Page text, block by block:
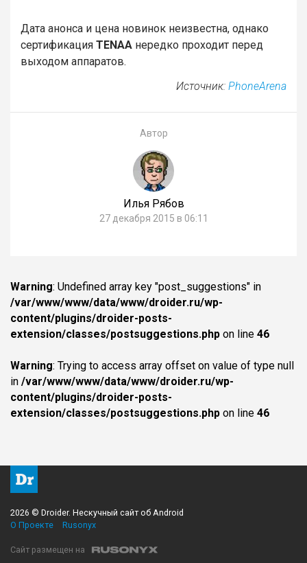
Дата анонса и цена новинок неизвестна, однако
сертификация TENAA нередко проходит перед
выходом аппаратов.
Источник: PhoneArena
Автор
Илья Рябов
27 декабря 2015 в 06:11
Warning: Undefined array key "post_suggestions" in
/var/www/www/data/www/droider.ru/wp-
content/plugins/droider-posts-
extension/classes/postsuggestions.php on line 46
Warning: Trying to access array offset on value of type null
in /var/www/www/data/www/droider.ru/wp-
content/plugins/droider-posts-
extension/classes/postsuggestions.php on line 46
2026 © Droider. Нескучный сайт об Android
О Проекте
Rusonyx
Сайт размещен на